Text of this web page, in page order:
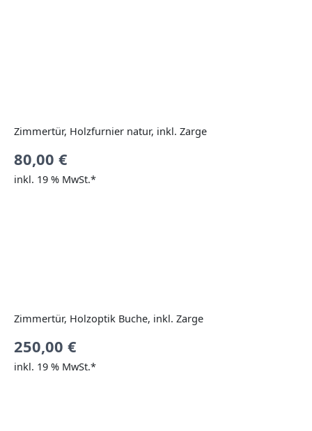
Zimmertür, Holzfurnier natur, inkl. Zarge
80,00 €
inkl. 19 % MwSt.*
Zimmertür, Holzoptik Buche, inkl. Zarge
250,00 €
inkl. 19 % MwSt.*